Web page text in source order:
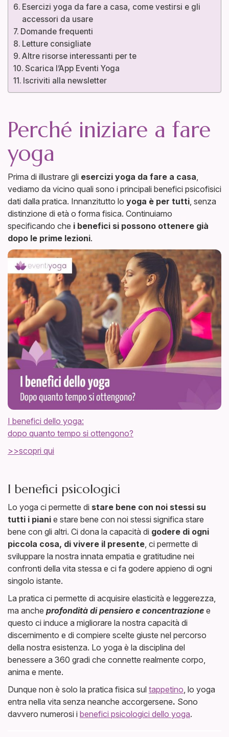
Esercizi yoga da fare a casa, come vestirsi e gli
accessori da usare
Domande frequenti
Letture consigliate
Altre risorse interessanti per te
Scarica l’App Eventi Yoga
Iscriviti alla newsletter
Perché iniziare a fare
yoga
Prima di illustrare gli esercizi yoga da fare a casa
vediamo da vicino quali sono i principali benefici psicofisici
dati dalla pratica. Innanzitutto lo yoga è per tutti , senza
distinzione di età o forma fisica. Continuiamo
specificando che i benefici si possono ottenere già
dopo le prime lezioni.
I benefici dello yoga:
dopo quanto tempo si ottengono?
>>scopri qui
I benefici psicologici
Lo yoga ci permette di stare bene con noi stessi su
tutti i piani e stare bene con noi stessi significa stare
bene con gli altri. Ci dona la capacità di godere di ogni
piccola cosa, di vivere il presente, ci permette di
sviluppare la nostra innata empatia e gratitudine nei
confronti della vita stessa e ci fa godere appieno di ogni
singolo istante.
La pratica ci permette di acquisire elasticità e leggerezza,
ma anche profondità di pensiero e concentrazione e
questo ci induce a migliorare la nostra capacità di
discernimento e di compiere scelte giuste nel percorso
della nostra esistenza. Lo yoga è la disciplina del
benessere a 360 gradi che connette realmente corpo,
anima e mente.
Dunque non è solo la pratica fisica sul tappetino, lo yoga
entra nella vita senza neanche accorgersene. Sono
davvero numerosi i benefici psicologici dello yoga.